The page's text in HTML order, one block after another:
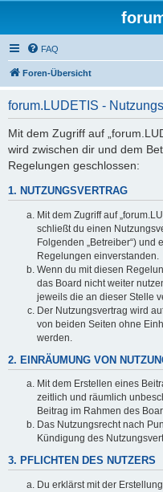
FAQ
Foren-Übersicht
forum.LUDETIS -
Mit dem Zugriff auf
wird zwischen dir und dem
Regelungen geschlossen:
1. NUTZUNGSVERTRAG
Mit dem Zugriff auf
schließt du einen
Folgenden „Betreiber“) und
Regelungen einverstanden.
Wenn du mit diesen
das Board nicht weiter
jeweils die an dieser Stelle
Der Nutzungsvertrag wird
von beiden Seiten ohne
werden.
2. EINRÄUMUNG VON
Mit dem Erstellen eines
zeitlich und räumlich
Beitrag im Rahmen des
Das Nutzungsrecht nach
Kündigung des
3. PFLICHTEN DES NUTZERS
Du erklärst mit der